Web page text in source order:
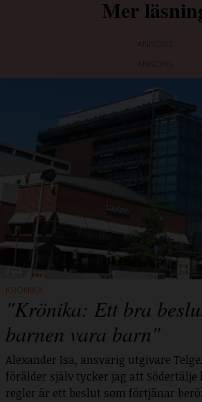
Mer
KRÖNIKA
"Krönika: Ett bra
barnen vara barn"
Alexander Isa, ansvarig utgivare
förälder själv tycker jag att
regler är ett beslut som förtjänar